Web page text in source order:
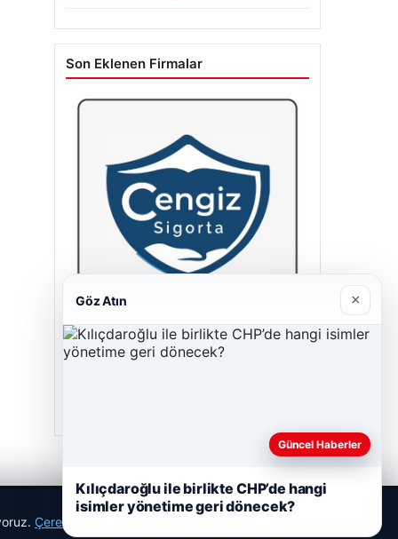
Son Eklenen Firmalar
Hastaş Beton
Çerez Politikamız
Göz Atın ×
Güncel Haberler
Kılıçdaroğlu ile birlikte CHP’de hangi
isimler yönetime geri dönecek?